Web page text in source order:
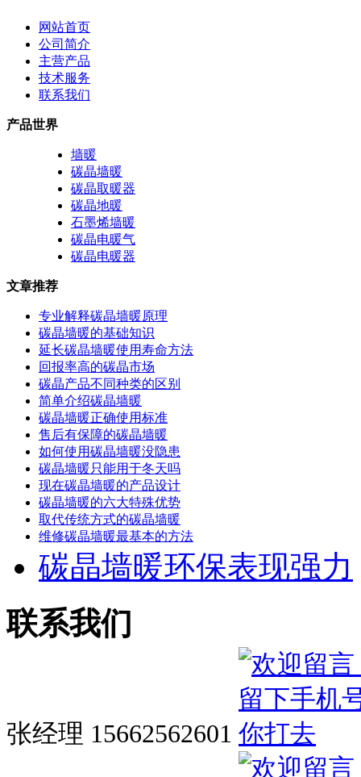
网站首页
公司简介
主营产品
技术服务
联系我们
产品世界
墙暖
碳晶墙暖
碳晶取暖器
碳晶地暖
石墨烯墙暖
碳晶电暖气
碳晶电暖器
文章推荐
专业解释碳晶墙暖原理
碳晶墙暖的基础知识
延长碳晶墙暖使用寿命方法
回报率高的碳晶市场
碳晶产品不同种类的区别
简单介绍碳晶墙暖
碳晶墙暖正确使用标准
售后有保障的碳晶墙暖
如何使用碳晶墙暖没隐患
碳晶墙暖只能用于冬天吗
现在碳晶墙暖的产品设计
碳晶墙暖的六大特殊优势
取代传统方式的碳晶墙暖
维修碳晶墙暖最基本的方法
碳晶墙暖环保表现强力
联系我们
张经理 15662562601